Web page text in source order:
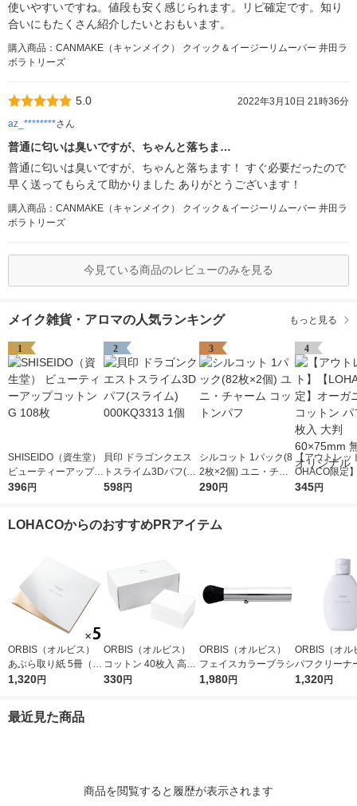
使いやすいですね。値段も安く感じられます。リピ確定です。知り
合いにもたくさん紹介したいとおもいます。
購入商品：CANMAKE（キャンメイク） クイック＆イージーリムーバー 井田ラ
ボラトリーズ
5.0
2022年3月10日 21時36分
az_********さん
普通に匂いは臭いですが、ちゃんと落ちま…
普通に匂いは臭いですが、ちゃんと落ちます！ すぐ必要だったので
早く送ってもらえて助かりました ありがとうございます！
購入商品：CANMAKE（キャンメイク） クイック＆イージーリムーバー 井田ラ
ボラトリーズ
今見ている商品のレビューのみを見る
メイク雑貨・アロマの人気ランキング もっと見る
1
SHISEIDO（資生堂）
ビューティーアップコ
ットン G 108枚
396円
2
貝印 ドラゴンクエス
トスライム3Dパフ(ス
ライム) 000KQ3313 1
598円
3
シルコット 1パック(8
2枚×2個) ユニ・チャ
ーム コットンパフ
290円
4
【アウトレッ
OHACO限定
ニック コット
345円
LOHACOからのおすすめPRアイテム
ORBIS（オルビス）
あぶら取り紙 5冊（30
枚×5冊）
1,320円
ORBIS（オルビス）
コットン 40枚入 高級
綿100％
330円
ORBIS（オルビス）
フェイスカラーブラシ
1,980円
ORBIS（オル
パフクリーナ
×2個
1,320円
最近見た商品
商品を閲覧すると履歴が表示されます